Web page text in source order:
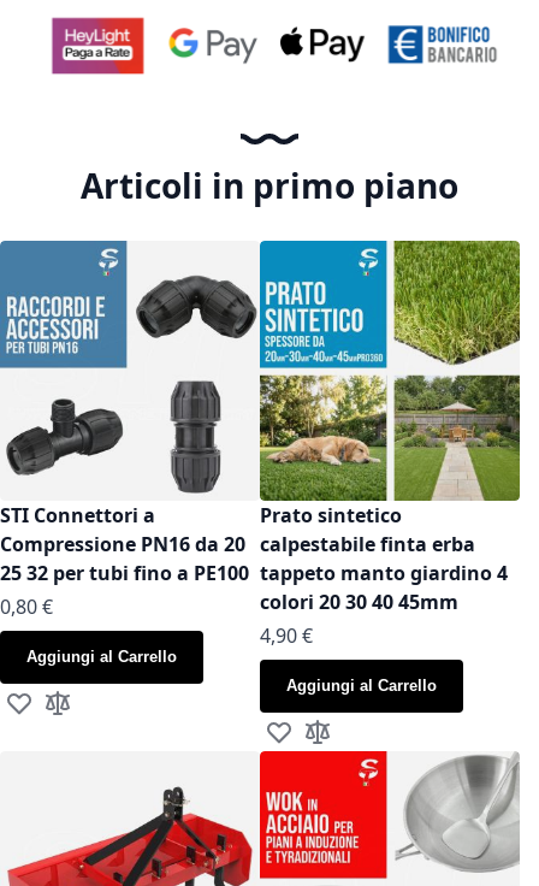
Articoli in primo piano
STI Connettori a
Compressione PN16 da 20
25 32 per tubi fino a PE100
As low as
0,80 €
Aggiungi al Carrello
Aggiungi alla lista desideri
Aggiungi al confronto
Prato sintetico
calpestabile finta erba
tappeto manto giardino 4
colori 20 30 40 45mm
As low as
4,90 €
Aggiungi al Carrello
Aggiungi alla lista desideri
Aggiungi al confronto